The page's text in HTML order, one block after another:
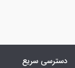
دسترسی سریع